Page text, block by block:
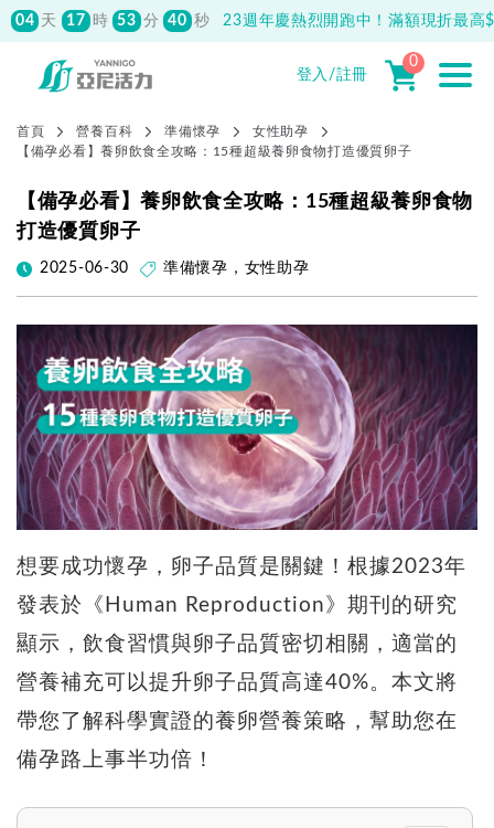
04 天 17 時 53 分 39 秒 23週年慶熱烈開跑中！滿額現折最高
登入/註冊
0
首頁 營養百科 準備懷孕
女性助孕
【備孕必看】養卵飲食全攻略：15種超級養卵食物打造優質卵子
【備孕必看】養卵飲食全攻略：15種超級養卵食物
打造優質卵子
2025-06-30 準備懷孕 ， 女性助孕
想要成功懷孕，卵子品質是關鍵！根據2023年
發表於《Human Reproduction》期刊的研究
顯示，飲食習慣與卵子品質密切相關，適當的
營養補充可以提升卵子品質高達40%。本文將
帶您了解科學實證的養卵營養策略，幫助您在
備孕路上事半功倍！